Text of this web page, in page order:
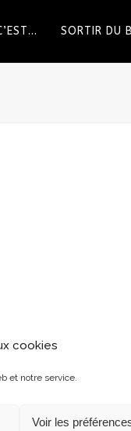
cookies
et notre service.
Voir les
SORTIR DU
prendre